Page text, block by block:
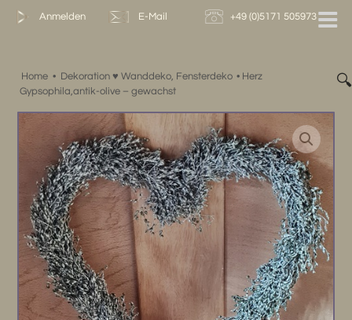
Zum
Anmelden E-Mail +49 (0)5171 505973
Home • Dekoration ♥ Wanddeko, Fensterdeko • Herz
Gypsophila,antik-olive – gewachst
🔍